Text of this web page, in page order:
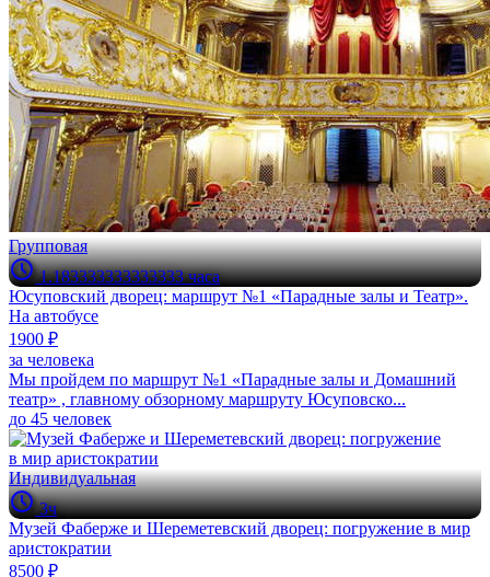
Групповая
1.183333333333333 часа
Юсуповский дворец: маршрут №1 «Парадные залы и Театр».
На автобусе
1900 ₽
за человека
Мы пройдем по маршрут №1 «Парадные залы и Домашний
театр» , главному обзорному маршруту Юсуповско...
до 45 человек
Индивидуальная
3ч
Музей Фаберже и Шереметевский дворец: погружение в мир
аристократии
8500 ₽